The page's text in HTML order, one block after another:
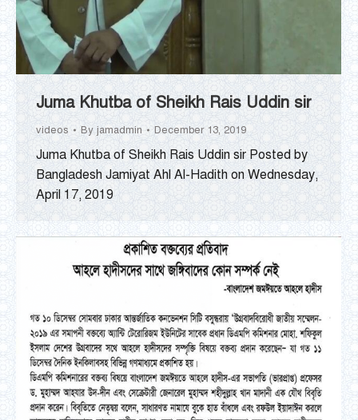
Juma Khutba of Sheikh Rais Uddin sir
videos By jamadmin December 13, 2019
Juma Khutba of Sheikh Rais Uddin sir Posted by
Bangladesh Jamiyat Ahl Al-Hadith on Wednesday,
April 17, 2019